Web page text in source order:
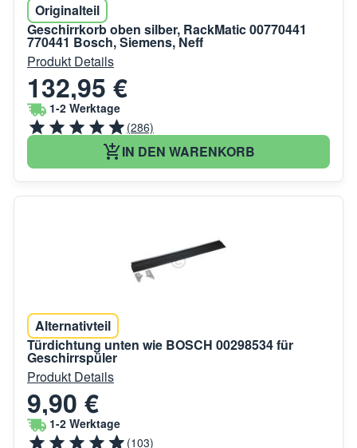
Originalteil
Geschirrkorb oben silber, RackMatic 00770441
770441 Bosch, Siemens, Neff
Produkt Details
132,95 €
1-2 Werktage
(286)
IN DEN WARENKORB
Alternativteil
Türdichtung unten wie BOSCH 00298534 für
Geschirrspüler
Produkt Details
9,90 €
1-2 Werktage
(103)